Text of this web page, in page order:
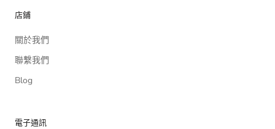
店鋪
關於我們
聯繫我們
Blog
電子通訊